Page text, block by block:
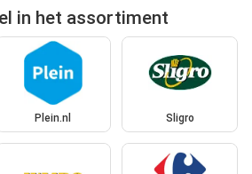
in het assortiment
Plein.nl Sligro